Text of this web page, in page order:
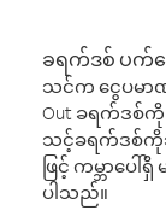
ခရက်ဒစ် ပက်က
သင်က ငွေပမ
Out ခရက်ဒစ်
သင့်ခရက်ဒစ်ကိုသုံ
ဖြင့် ကမ္ဘာပေ
ပါသည်။